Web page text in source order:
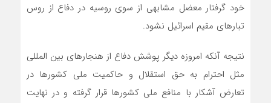
خود گرفتار معضل مشابهی از سوی روسیه در دفاع از روس
تبارهای مقیم اسرائیل نشود.
نتیجه آنکه امروزه دیگر پوشش دفاع از هنجارهای بین المللی
مثل احترام به حق استقلال و حاکمیت ملی کشورها در
تعارض آشکار با منافع ملی کشورها قرار گرفته و در نهایت